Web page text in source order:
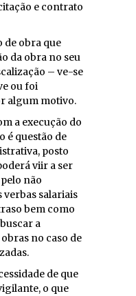
e contrato
de obra que
da obra no seu
– ve-se
ou foi
algum motivo.
a execução do
é questão de
posto
viir a ser
não
salariais
bem como
a
no caso de
de que
o que